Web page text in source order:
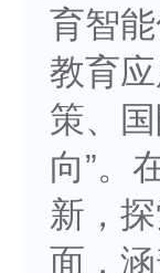
育智
教育
策、
向”。
新，
面，